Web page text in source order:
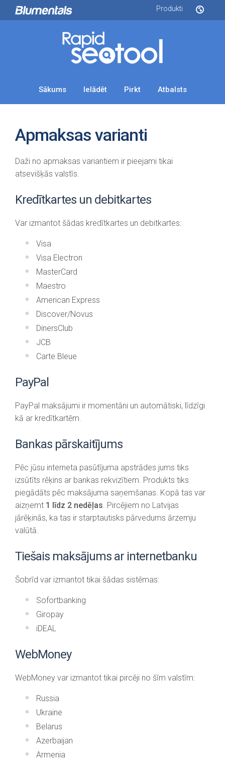
Produkti
Sākums Ielādēt Pirkt Atbalsts
Apmaksas varianti
Daži no apmaksas variantiem ir pieejami tikai
atsevišķās valstīs.
Kredītkartes un debitkartes
Var izmantot šādas kredītkartes un debitkartes:
Visa
Visa Electron
MasterCard
Maestro
American Express
Discover/Novus
DinersClub
JCB
Carte Bleue
PayPal
PayPal maksājumi ir momentāni un automātiski, līdzīgi
kā ar kredītkartēm.
Bankas pārskaitījums
Pēc jūsu interneta pasūtījuma apstrādes jums tiks
izsūtīts rēķins ar bankas rekvizītiem. Produkts tiks
piegādāts pēc maksājuma saņemšanas. Kopā tas var
aizņemt 1 līdz 2 nedēļas. Pircējiem no Latvijas
jārēķinās, ka tas ir starptautisks pārvedums ārzemju
valūtā.
Tiešais maksājums ar internetbanku
Šobrīd var izmantot tikai šādas sistēmas:
Sofortbanking
Giropay
iDEAL
WebMoney
WebMoney var izmantot tikai pircēji no šīm valstīm:
Russia
Ukraine
Belarus
Azerbaijan
Armenia